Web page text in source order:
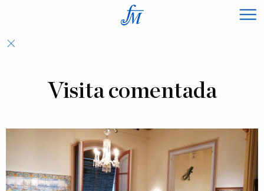
×
Visita comentada